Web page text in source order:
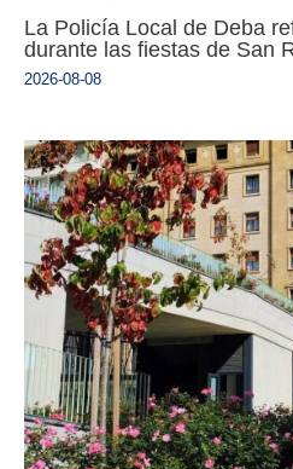
La Policía Local de Deba
durante las fiestas de San
2026-08-08